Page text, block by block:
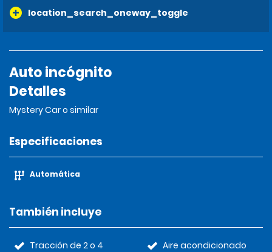
location_search_oneway_toggle
Auto incógnito
Detalles
Mystery Car o similar
Especificaciones
Automática
También incluye
Tracción de 2 o 4
Aire acondicionado